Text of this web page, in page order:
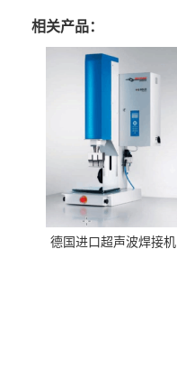
相关产品：
德国进口超声波焊接机